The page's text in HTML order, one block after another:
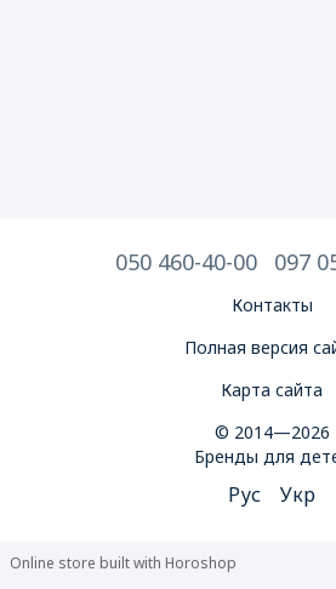
050 460-40-00 097
Контакты
Полная версия
Карта сайта
© 2014—2026
Бренды для
Рус Укр
Online store built with Horoshop